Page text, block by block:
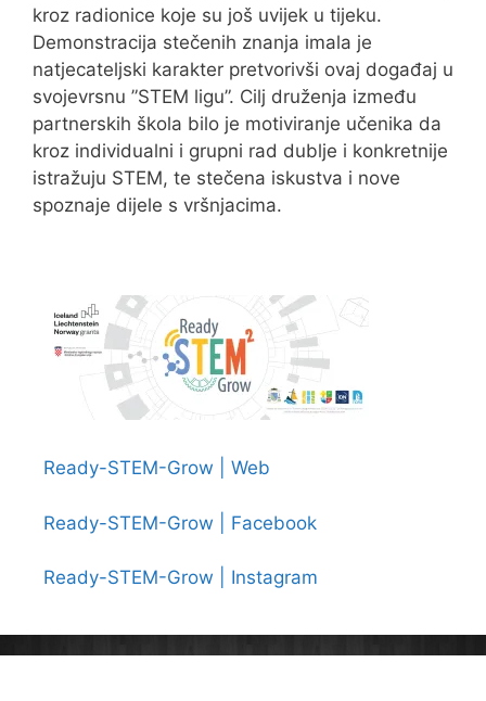
kroz radionice koje su još uvijek u tijeku.
Demonstracija stečenih znanja imala je
natjecateljski karakter pretvorivši ovaj događaj u
svojevrsnu ”STEM ligu”. Cilj druženja između
partnerskih škola bilo je motiviranje učenika da
kroz individualni i grupni rad dublje i konkretnije
istražuju STEM, te stečena iskustva i nove
spoznaje dijele s vršnjacima.
Ready-STEM-Grow | Web
Ready-STEM-Grow | Facebook
Ready-STEM-Grow | Instagram